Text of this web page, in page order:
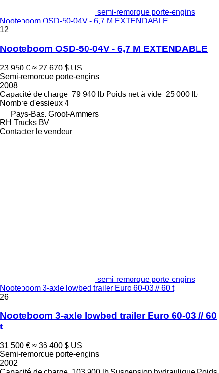
semi-remorque porte-engins
Nooteboom OSD-50-04V - 6,7 M EXTENDABLE
12
Nooteboom OSD-50-04V - 6,7 M EXTENDABLE
23 950 € ≈ 27 670 $ US
Semi-remorque porte-engins
2008
Capacité de charge 79 940 lb Poids net à vide 25 000 lb
Nombre d'essieux 4
Pays-Bas, Groot-Ammers
RH Trucks BV
Contacter le vendeur
semi-remorque porte-engins
Nooteboom 3-axle lowbed trailer Euro 60-03 // 60 t
26
Nooteboom 3-axle lowbed trailer Euro 60-03 // 60
t
31 500 € ≈ 36 400 $ US
Semi-remorque porte-engins
2002